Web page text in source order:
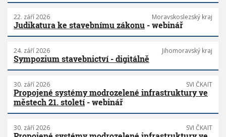
22. září 2026 Moravskoslezský kraj
Judikatura ke stavebnímu zákonu - webinář
24. září 2026 Jihomoravský kraj
Sympozium stavebnictví - digitálně
30. září 2026 SVI ČKAIT
Propojené systémy modrozelené infrastruktury ve
městech 21. století- webinář
30. září 2026 SVI ČKAIT